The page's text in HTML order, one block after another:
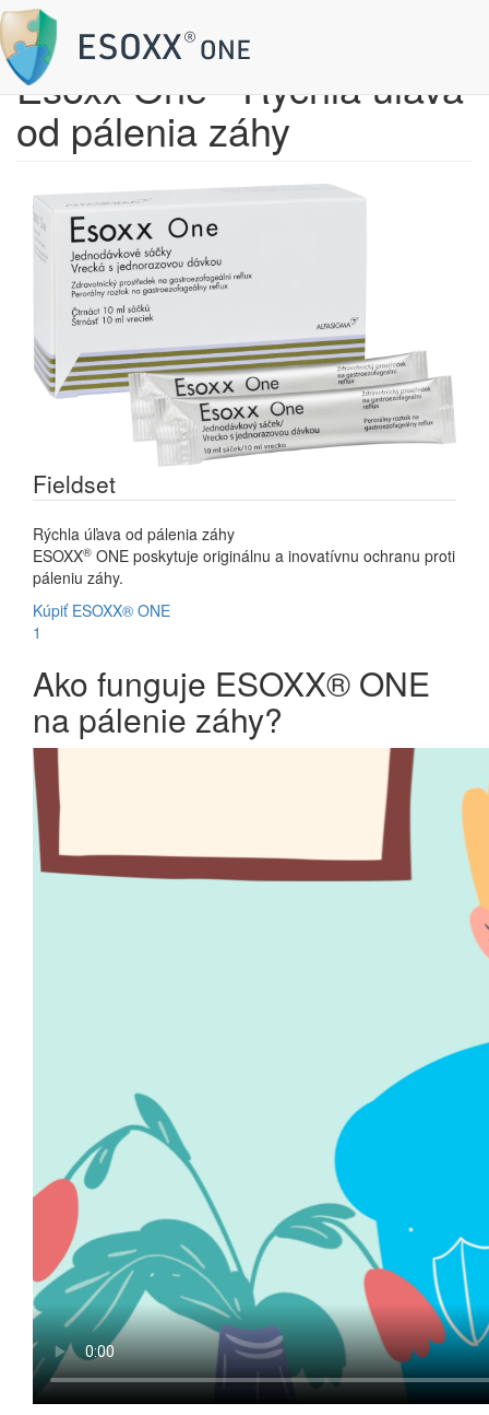
Skočiť na hlavný obsah
Esoxx One - Rýchla úľava
od pálenia záhy
Fieldset
Rýchla úľava od pálenia záhy
ESOXX® ONE poskytuje originálnu a inovatívnu ochranu proti
páleniu záhy.
Kúpiť ESOXX® ONE
1
Ako funguje ESOXX® ONE
na pálenie záhy?